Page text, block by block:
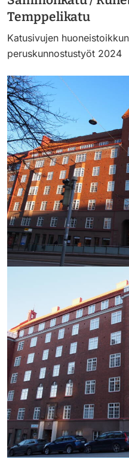
Temppelikatu
Katusivujen
peruskunnostustyöt 2024